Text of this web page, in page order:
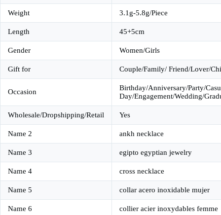
Weight 3.1g-5.8g/Piece
Length 45+5cm
Gender Women/Girls
Gift for Couple/Family/ Friend/Lover/
Occasion
Birthday/Anniversary/Party/
Day/Engagement/Wedding/
Wholesale/Dropshipping/Retail Yes
Name 2 ankh necklace
Name 3 egipto egyptian jewelry
Name 4 cross necklace
Name 5 collar acero inoxidable mujer
Name 6 collier acier inoxydables femme